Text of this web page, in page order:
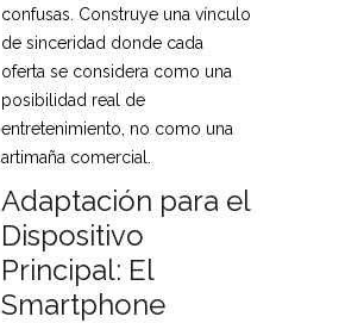
confusas. Construye una vínculo
de sinceridad donde cada
oferta se considera como una
posibilidad real de
entretenimiento, no como una
artimaña comercial.
Adaptación para el
Dispositivo
Principal: El
Smartphone